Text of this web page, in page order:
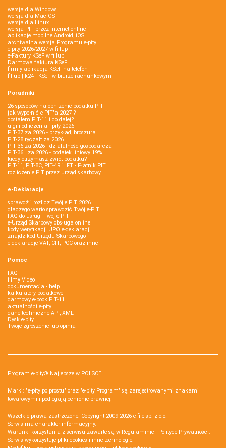
wersja dla Windows
wersja dla Mac OS
wersja dla Linux
wersja PIT przez internet online
aplikacje mobilne Android, iOS
archiwalna wersja Programu e-pity
e-pity 2026/2027 w fillup
e‑Faktury KSeF w fillup
Darmowa faktura KSeF
firmly aplikacja KSeF na telefon
fillup | k24 - KSeF w biurze rachunkowym
Poradniki
26 sposobów na obniżenie podatku PIT
jak wypełnić e-PIT'a 2027 ?
dostałem PIT-11 i co dalej?
ulgi i odliczenia - pity 2026
PIT-37 za 2026 - przykład, broszura
PIT-28 ryczałt za 2026
PIT-36 za 2026 - działalność gospodarcza
PIT-36L za 2026 - podatek liniowy 19%
kiedy otrzymasz zwrot podatku?
PIT-11, PIT-8C, PIT-4R i IFT - Płatnik PIT
rozliczenie PIT przez urząd skarbowy
e-Deklaracje
sprawdź i rozlicz Twój e PIT 2026
dlaczego warto sprawdzić Twój e-PIT
FAQ do usługi Twój e-PIT
e-Urząd Skarbowy obsługa online
kody weryfikacji UPO e-deklaracji
znajdź kod Urzędu Skarbowego
e-deklaracje VAT, CIT, PCC oraz inne
Pomoc
FAQ
filmy Video
dokumentacja - help
kalkulatory podatkowe
darmowy e-book PIT-11
aktualności e-pity
dane techniczne API, XML
Dysk e-pity
Twoje zgłoszenie lub opinia
Program e-pity® Najlepsze w POLSCE.
Marki: "e-pity po prostu" oraz "e-pity Program" są zarejestrowanymi znakami
towarowymi i podlegają ochronie prawnej.
Wszelkie prawa zastrzeżone. Copyright 2009-2026 e-file sp. z o.o.
Serwis ma charakter informacyjny.
Warunki korzystania z serwisu zawarte są w Regulaminie i Polityce Prywatności.
Serwis wykorzystuje pliki cookies i inne technologie.